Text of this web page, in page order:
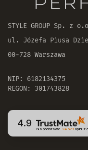
30 dni
STYLE GROUP Sp. z
ul. Józefa Piusa
00-728 Warszawa
NIP: 6182134375
REGON: 301743828
4.9
Na podstawie 24 673 opinii z